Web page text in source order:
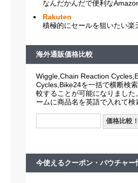
なんだかんだで便利な
Rakuten
積極的にセールを狙いたい楽
海外通販価格比較
Wiggle,Chain Reaction
Cycles,Bike24を一括で横断検
較することが可能になりました
ームに商品名を英語で入れて検
今使えるクーポン・バウチャー